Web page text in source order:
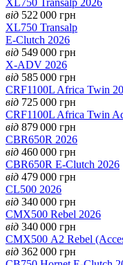
XL750 Transalp 2026
від 522 000 грн
XL750 Transalp
E-Clutch 2026
від 549 000 грн
X-ADV 2026
від 585 000 грн
CRF1100L Africa Twin
від 725 000 грн
CRF1100L Africa Twin
від 879 000 грн
CBR650R 2026
від 460 000 грн
CBR650R E-Clutch 2026
від 479 000 грн
CL500 2026
від 340 000 грн
CMX500 Rebel 2026
від 340 000 грн
CMX500 А2 Rebel
від 362 000 грн